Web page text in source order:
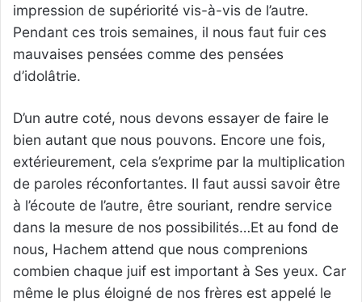
impression de supériorité vis-à-vis de l’autre.
Pendant ces trois semaines, il nous faut fuir ces
mauvaises pensées comme des pensées
d’idolâtrie.
D’un autre coté, nous devons essayer de faire le
bien autant que nous pouvons. Encore une fois,
extérieurement, cela s’exprime par la multiplication
de paroles réconfortantes. Il faut aussi savoir être
à l’écoute de l’autre, être souriant, rendre service
dans la mesure de nos possibilités…Et au fond de
nous, Hachem attend que nous comprenions
combien chaque juif est important à Ses yeux. Car
même le plus éloigné de nos frères est appelé le